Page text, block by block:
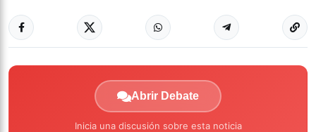
Abrir Debate
Inicia una discusión sobre esta noticia